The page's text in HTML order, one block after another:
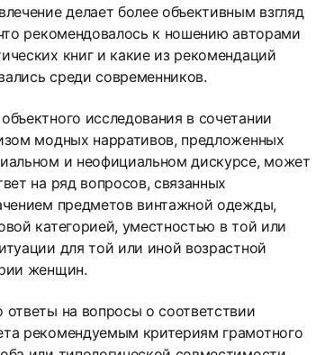
делает более объективным взгляд
рекомендовалось к ношению авторами
книг и какие из рекомендаций
среди современников.
исследования в сочетании
модных нарративов, предложенных
и неофициальном дискурсе, может
на ряд вопросов, связанных
предметов винтажной одежды,
категорией, уместностью в той или
для той или иной возрастной
женщин.
ответы на вопросы о соответствии
рекомендуемым критериям грамотного